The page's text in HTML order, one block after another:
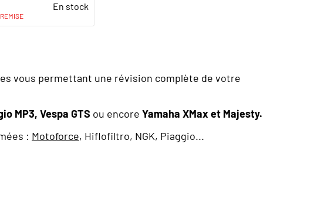
En stock
vous permettant une révision complète de votre
MP3, Vespa GTS ou encore Yamaha XMax et Majesty.
: Motoforce, Hiflofiltro, NGK, Piaggio...